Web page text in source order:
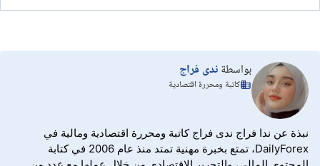
مدينة لندن
بواسطةندى فراج
كاتبة ومحررة اقتصادية
نبذة عن ندا فراج ندى فراج كاتبة ومحررة اقتصادية ومالية في
DailyForex، تمتع بخبرة مهنية تمتد منذ عام 2006 في كتابة